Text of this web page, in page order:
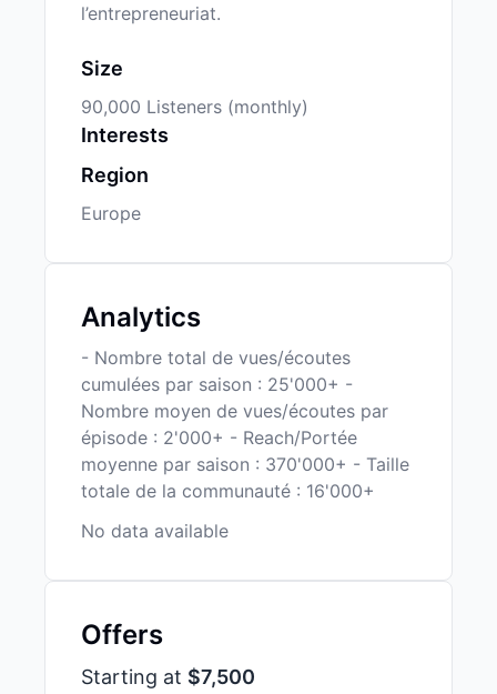
l’entrepreneuriat.
Size
90,000 Listeners (monthly)
Interests
Region
Europe
Analytics
- Nombre total de vues/écoutes
cumulées par saison : 25'000+ -
Nombre moyen de vues/écoutes par
épisode : 2'000+ - Reach/Portée
moyenne par saison : 370'000+ - Taille
totale de la communauté : 16'000+
No data available
Offers
Starting at $7,500